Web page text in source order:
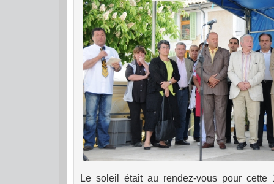
Le soleil était au rendez-vous pour cette